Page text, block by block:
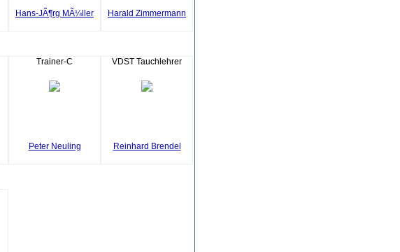
Hans-JÃ¶rg MÃ¼ller Harald Zimmermann
Trainer-C
Peter Neuling
VDST Tauchlehrer
Reinhard Brendel